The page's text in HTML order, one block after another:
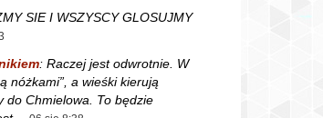
SIE I WSZYSCY GLOSUJMY
: Raczej jest odwrotnie. W
nóżkami”, a wieśki kierują
do Chmielowa. To będzie